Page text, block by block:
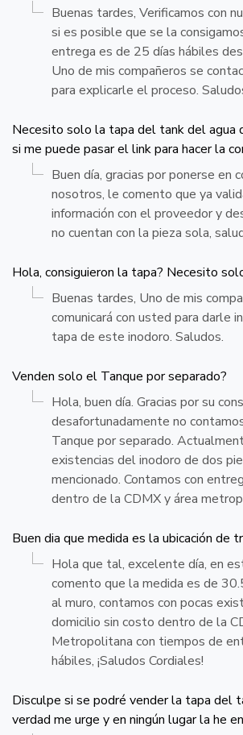
Buenas tardes, Verificamos con
si es posible que se la
entrega es de 25 días hábiles
Uno de mis compañeros se
para explicarle el proceso.
Necesito solo la tapa del tank del agua
si me puede pasar el link para hacer la
Buen día, gracias por ponerse en
nosotros, le comento que ya
información con el proveedor y
no cuentan con la pieza sola,
Hola, consiguieron la tapa? Necesito
Buenas tardes, Uno de mis
comunicará con usted para darle
tapa de este inodoro. Saludos.
Venden solo el Tanque por separado?
Hola, buen día. Gracias por su
desafortunadamente no
Tanque por separado.
existencias del inodoro de dos
mencionado. Contamos con
dentro de la CDMX y área
Buen dia que medida es la ubicación de
Hola que tal, excelente día, en
comento que la medida es de
al muro, contamos con pocas
domicilio sin costo dentro de la
Metropolitana con tiempos de
hábiles, ¡Saludos Cordiales!
Disculpe si se podré vender la tapa del
verdad me urge y en ningún lugar la he